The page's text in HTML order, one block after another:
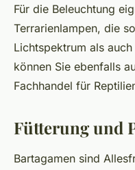
Für die Beleuchtung
Terrarienlampen, die
Lichtspektrum als
können Sie ebenfalls
Fachhandel für
Fütterung und
Bartagamen sind